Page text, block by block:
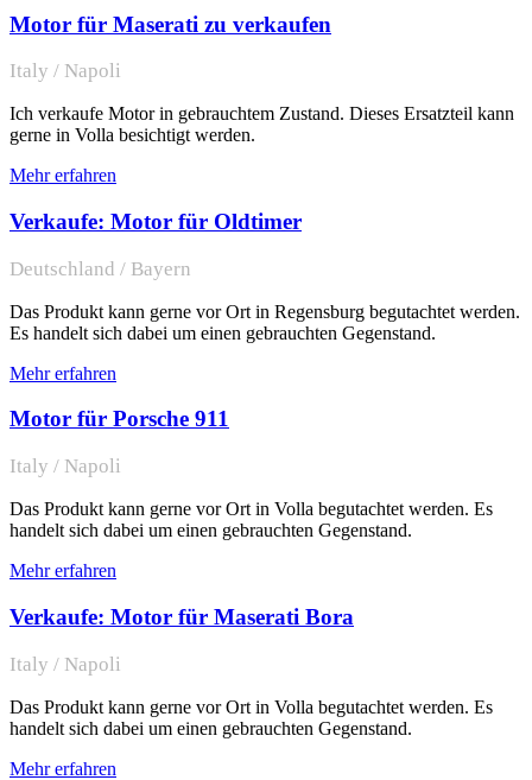
Motor für Maserati zu verkaufen
Italy / Napoli
Ich verkaufe Motor in gebrauchtem Zustand. Dieses Ersatzteil kann
gerne in Volla besichtigt werden.
Mehr erfahren
Verkaufe: Motor für Oldtimer
Deutschland / Bayern
Das Produkt kann gerne vor Ort in Regensburg begutachtet werden.
Es handelt sich dabei um einen gebrauchten Gegenstand.
Mehr erfahren
Motor für Porsche 911
Italy / Napoli
Das Produkt kann gerne vor Ort in Volla begutachtet werden. Es
handelt sich dabei um einen gebrauchten Gegenstand.
Mehr erfahren
Verkaufe: Motor für Maserati Bora
Italy / Napoli
Das Produkt kann gerne vor Ort in Volla begutachtet werden. Es
handelt sich dabei um einen gebrauchten Gegenstand.
Mehr erfahren